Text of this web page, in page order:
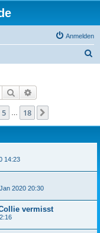
Anmelden
Suche
5 18
14:23
2020 20:30
vermisst